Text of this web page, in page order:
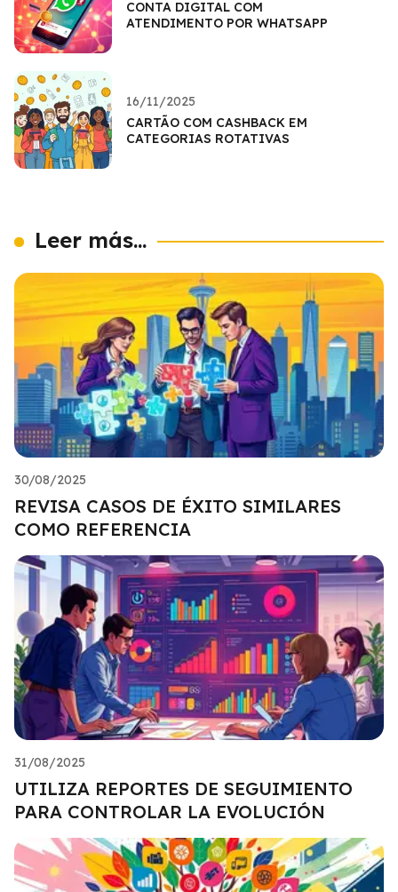
CONTA DIGITAL COM
ATENDIMENTO POR WHATSAPP
16/11/2025
CARTÃO COM CASHBACK EM
CATEGORIAS ROTATIVAS
Leer más...
30/08/2025
REVISA CASOS DE ÉXITO SIMILARES
COMO REFERENCIA
31/08/2025
UTILIZA REPORTES DE SEGUIMIENTO
PARA CONTROLAR LA EVOLUCIÓN